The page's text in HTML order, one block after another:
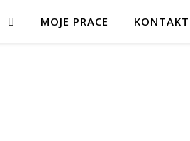
MOJE PRACE KONTAKT